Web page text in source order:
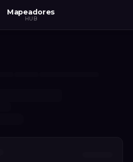
Mapeadores
HUB